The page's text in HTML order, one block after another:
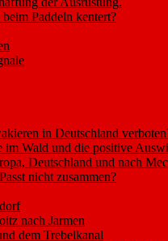
Paddeln kentert?
in Deutschland
im Wald und die positive
Deutschland und nach
nicht zusammen?
nach Jarmen
dem Trebelkanal